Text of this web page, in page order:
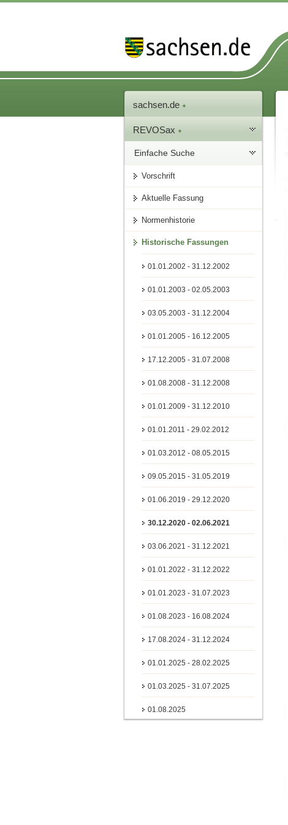
sachsen.de
REVOSax
Einfache Suche
Vorschrift
Aktuelle Fassung
Normenhistorie
Historische Fassungen
01.01.2002 - 31.12.2002
01.01.2003 - 02.05.2003
03.05.2003 - 31.12.2004
01.01.2005 - 16.12.2005
17.12.2005 - 31.07.2008
01.08.2008 - 31.12.2008
01.01.2009 - 31.12.2010
01.01.2011 - 29.02.2012
01.03.2012 - 08.05.2015
09.05.2015 - 31.05.2019
01.06.2019 - 29.12.2020
30.12.2020 - 02.06.2021
03.06.2021 - 31.12.2021
01.01.2022 - 31.12.2022
01.01.2023 - 31.07.2023
01.08.2023 - 16.08.2024
17.08.2024 - 31.12.2024
01.01.2025 - 28.02.2025
01.03.2025 - 31.07.2025
01.08.2025